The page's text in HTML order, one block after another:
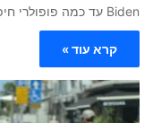
Biden עד כמה פופולרי חיפוש : "Trump Vs.…
קרא עוד »